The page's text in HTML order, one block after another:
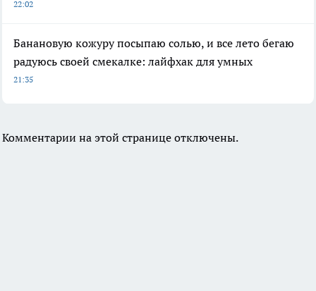
22:02
Банановую кожуру посыпаю солью, и все лето бегаю
радуюсь своей смекалке: лайфхак для умных
21:35
Комментарии на этой странице отключены.